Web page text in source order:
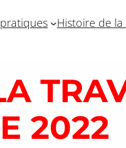
Histoire de la
2022